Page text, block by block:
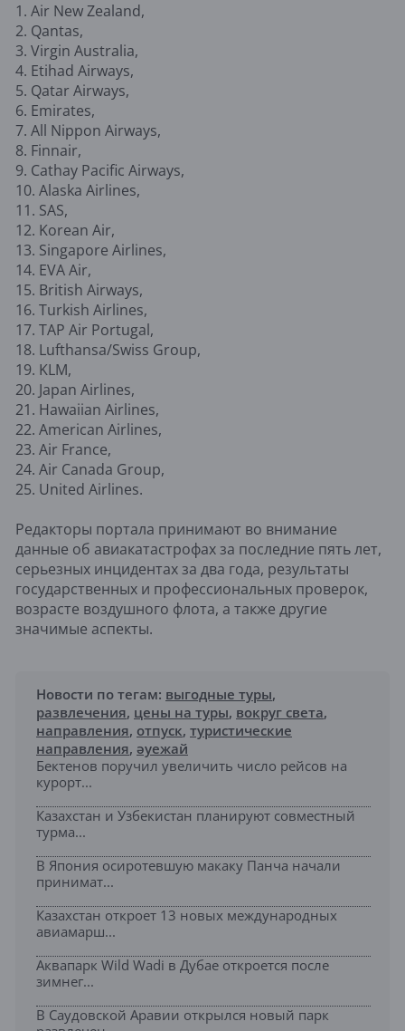
1. Air New Zealand,
2. Qantas,
3. Virgin Australia,
4. Etihad Airways,
5. Qatar Airways,
6. Emirates,
7. All Nippon Airways,
8. Finnair,
9. Cathay Pacific Airways,
10. Alaska Airlines,
11. SAS,
12. Korean Air,
13. Singapore Airlines,
14. EVA Air,
15. British Airways,
16. Turkish Airlines,
17. TAP Air Portugal,
18. Lufthansa/Swiss Group,
19. KLM,
20. Japan Airlines,
21. Hawaiian Airlines,
22. American Airlines,
23. Air France,
24. Air Canada Group,
25. United Airlines.
Редакторы портала принимают во внимание
данные об авиакатастрофах за последние пять лет,
серьезных инцидентах за два года, результаты
государственных и профессиональных проверок,
возрасте воздушного флота, а также другие
значимые аспекты.
Новости по тегам: выгодные туры,
развлечения, цены на туры, вокруг света,
направления, отпуск, туристические
направления, әуежай
Бектенов поручил увеличить число рейсов на
курорт...
Казахстан и Узбекистан планируют совместный
турма...
В Япония осиротевшую макаку Панча начали
принимат...
Казахстан откроет 13 новых международных
авиамарш...
Аквапарк Wild Wadi в Дубае откроется после
зимнег...
В Саудовской Аравии открылся новый парк